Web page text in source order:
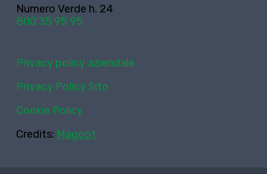
Numero Verde h. 24
800 35 95 95
Privacy policy aziendale
Privacy Policy Sito
Cookie Policy
Credits: Magoot